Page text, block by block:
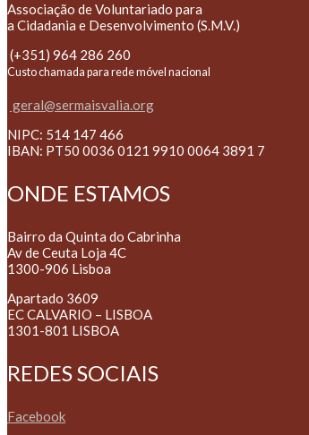
Associação de Voluntariado para
a Cidadania e Desenvolvimento (S.M.V.)
(+351) 964 286 260
Custo chamada para rede móvel nacional
geral@sermaisvalia.org
NIPC: 514 147 466
IBAN: PT50 0036 0121 9910 0064 3891 7
ONDE ESTAMOS
Bairro da Quinta do Cabrinha
Av de Ceuta Loja 4C
1300-906 Lisboa
Apartado 3609
EC CALVARIO – LISBOA
1301-801 LISBOA
REDES SOCIAIS
Facebook